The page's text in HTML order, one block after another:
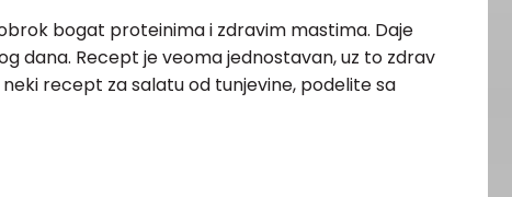
bogat proteinima i zdravim mastima. Daje
dana. Recept je veoma jednostavan, uz to zdrav
neki recept za salatu od tunjevine, podelite sa